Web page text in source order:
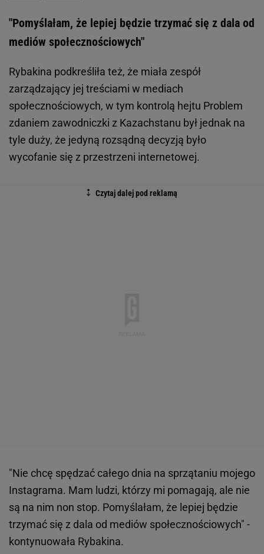
"Pomyślałam, że lepiej będzie trzymać się z dala od
mediów społecznościowych"
Rybakina podkreśliła też, że miała zespół
zarządzający jej treściami w mediach
społecznościowych, w tym kontrolą hejtu Problem
zdaniem zawodniczki z Kazachstanu był jednak na
tyle duży, że jedyną rozsądną decyzją było
wycofanie się z przestrzeni internetowej.
"Nie chcę spędzać całego dnia na sprzątaniu mojego
Instagrama. Mam ludzi, którzy mi pomagają, ale nie
są na nim non stop. Pomyślałam, że lepiej będzie
trzymać się z dala od mediów społecznościowych" -
kontynuowała Rybakina.